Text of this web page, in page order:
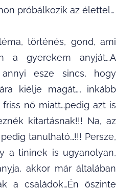
próbálkozik az élettel…
történés, gond, ami
a gyerekem anyját…A
esze sincs, hogy
kiélje magát…. inkább
nő miatt…pedig azt is
kitartásnak!!! Na, az
tanulható…!!! Persze,
a tininek is ugyanolyan,
akkor már általában
a családok…Én őszinte